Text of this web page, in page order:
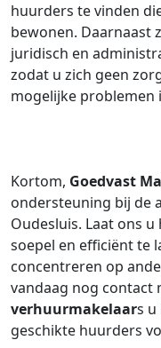
huurders te vinden
bewonen. Daarnaast
juridisch en
zodat u zich geen
mogelijke problemen
Kortom, Goedvast
ondersteuning bij de
Oudesluis. Laat ons
soepel en efficiënt te
concentreren op
vandaag nog contact
verhuurmakelaars u
geschikte huurders